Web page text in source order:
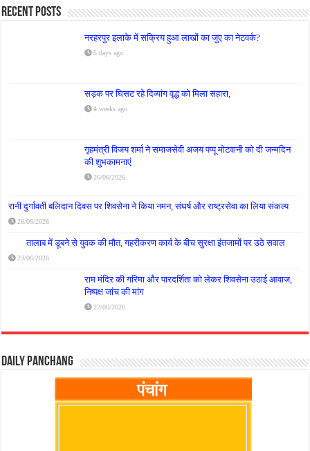
Recent Posts
नरहरपुर इलाके में सक्रिय हुआ लाखों का जुए का नेटवर्क?
5 days ago
सड़क पर घिसट रहे दिव्यांग वृद्ध को मिला सहारा,
4 weeks ago
गृहमंत्री विजय शर्मा ने समाजसेवी अजय पप्पू मोटवानी को दी जन्मदिन
की शुभकामनाएं
26/06/2026
रानी दुर्गावती बलिदान दिवस पर शिवसेना ने किया नमन, संघर्ष और राष्ट्रसेवा का लिया संकल्प
26/06/2026
तालाब में डूबने से युवक की मौत, गहरीकरण कार्य के बीच सुरक्षा इंतजामों पर उठे सवाल
23/06/2026
राम मंदिर की गरिमा और पारदर्शिता को लेकर शिवसेना उठाई आवाज,
निष्पक्ष जांच की मांग
22/06/2026
Daily Panchang